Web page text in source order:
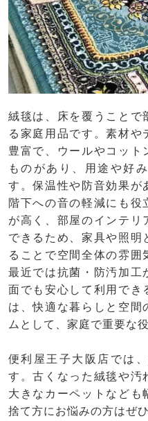
絨毯は、床を覆うことで
る家庭用品です。素材や
豊富で、ウールやコット
ものがあり、用途や好
す。保温性や防音効果が
階下への音の軽減にも役
が高く、部屋のインテリ
できるため、家具や照明
ることで空間全体の雰囲
最近では抗菌・防汚加工
面でも安心して利用でき
は、快適な暮らしと空間
ムとして、家庭で重要な
便利屋王子大阪店では
す。古くなった絨毯や汚
大きなカーペットなども
捨て方にお悩みの方はぜ